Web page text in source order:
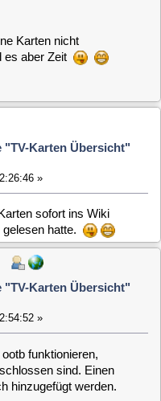
Übersicht"
vorbei
MLD
Rev.
kann man